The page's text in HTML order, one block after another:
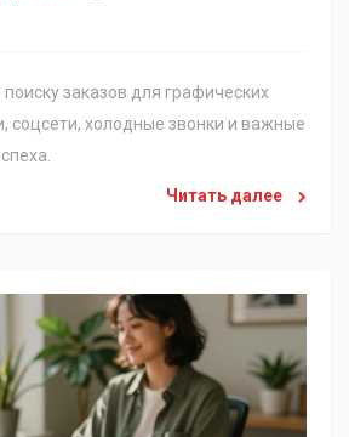
заказов для графических
соцсети, холодные звонки и важные
Читать далее